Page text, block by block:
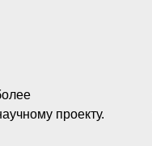
проекту.